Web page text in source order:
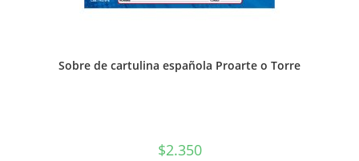
Sobre de cartulina española Proarte o Torre
$2.350